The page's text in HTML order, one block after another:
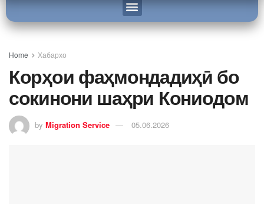
Home Хабархо
Корҳои фаҳмондадиҳӣ бо
сокинони шаҳри Кониодом
by Migration Service 05.06.2026